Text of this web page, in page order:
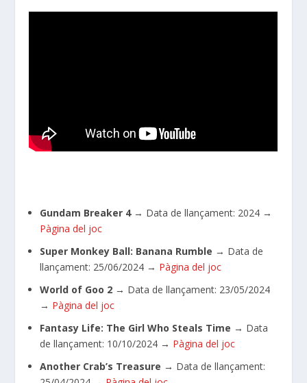
Gundam Breaker 4 → Data de llançament: 2024 →
Pàgina del joc
Super Monkey Ball: Banana Rumble → Data de
llançament: 25/06/2024 → Pàgina del joc
World of Goo 2 → Data de llançament: 23/05/2024
→ Pàgina del joc
Fantasy Life: The Girl Who Steals Time → Data
de llançament: 10/10/2024 → Pàgina del joc
Another Crab’s Treasure → Data de llançament: